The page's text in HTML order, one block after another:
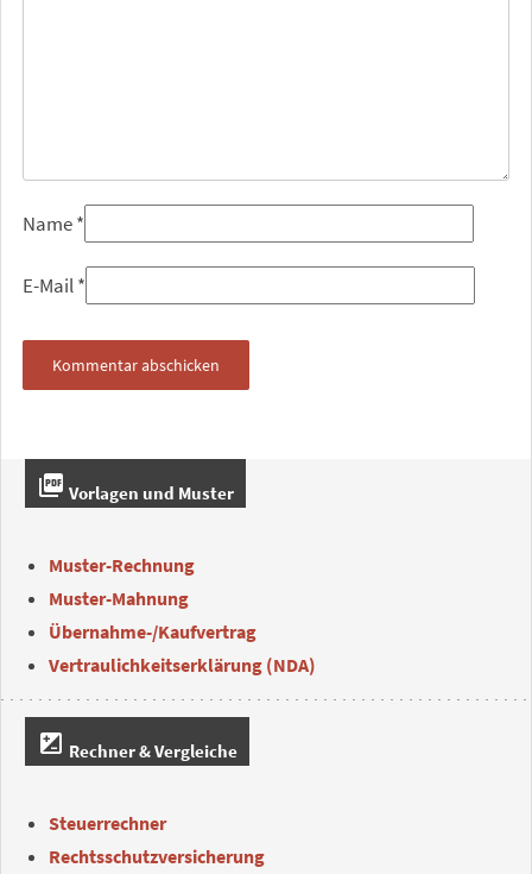
Name*
E-Mail*
picture_as_pdf Vorlagen und Muster
Muster-Rechnung
Muster-Mahnung
Übernahme-/Kaufvertrag
Vertraulichkeitserklärung (NDA)
iso Rechner & Vergleiche
Steuerrechner
Rechtsschutzversicherung